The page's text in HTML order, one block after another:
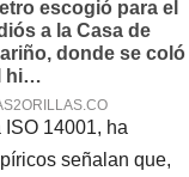
14001, ha
señalan que,